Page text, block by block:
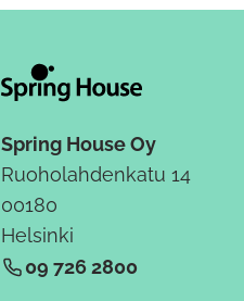
Spring House Oy
Ruoholahdenkatu 14
00180
Helsinki
09 726 2800